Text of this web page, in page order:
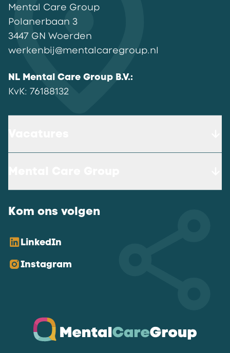
Mental Care Group
Polanerbaan 3
3447 GN Woerden
werkenbij@mentalcaregroup.nl
NL Mental Care Group B.V.:
KvK: 76188132
Kom ons volgen
LinkedIn
Instagram